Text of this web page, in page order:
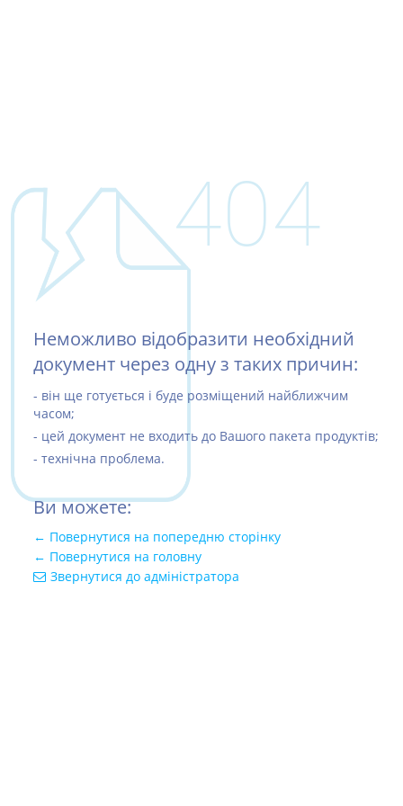
404
Неможливо відобразити необхідний
документ через одну з таких причин:
- він ще готується і буде розміщений найближчим
часом;
- цей документ не входить до Вашого пакета продуктів;
- технічна проблема.
Ви можете:
← Повернутися на попередню сторінку
← Повернутися на головну
Звернутися до адміністратора